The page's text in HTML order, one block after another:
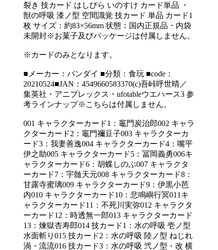
裂き 技カード はしびら いのすけ カード単品 ・
獣の呼吸 漆ノ型 空間識覚 技カード 単品 カード1
枚 サイズ：約83×56mm 状態：国内正規品・内袋
未開封※お菓子及びパッケージは付属しません。
※カードのみとなります。
■メーカー：バンダイ ■分類：食玩 ■code：
20210524■JAN：4549660583370(c)吾峠呼世晴／
集英社・アニプレックス・ufotableウエハース3 参
考ラインナップ※こちらは付属しません。
001 キャラクターカード1：竈門炭治郎002 キャラ
クターカード2：竈門禰豆子003 キャラクターカ
ード3：我妻善逸004 キャラクターカード4：嘴平
伊之助005 キャラクターカード5：冨岡義勇006キ
ャラクターカード6：胡蝶しのぶ007 キャラクタ
ーカード7：宇髄天元008 キャラクターカード8：
甘露寺蜜璃009 キャラクターカード9：伊黒小芭
内010 キャラクターカード10：悲鳴嶼行冥011キ
ャラクターカード11：不死川実弥012 キャラクタ
ーカード12：時透無一郎013 キャラクターカード
13：煉獄杏寿郎014 技カード1：水の呼吸 壱ノ型
水面斬り015 技カード2：水の呼吸 陸ノ型 ねじれ
渦・流流016 技カード3：水の呼吸 弐ノ型・改 横